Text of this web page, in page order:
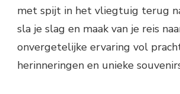
met spijt in het vliegtuig terug
sla je slag en maak van je reis
onvergetelijke ervaring vol
herinneringen en unieke